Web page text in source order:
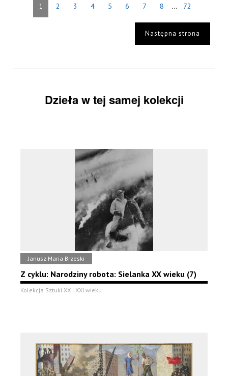
1 2 3 4 5 6 7 8 ... 72
Następna strona
Dzieła w tej samej kolekcji
Janusz Maria Brzeski
Z cyklu: Narodziny robota: Sielanka XX wieku (7)
Kolekcja Sztuki XX i XXI wieku